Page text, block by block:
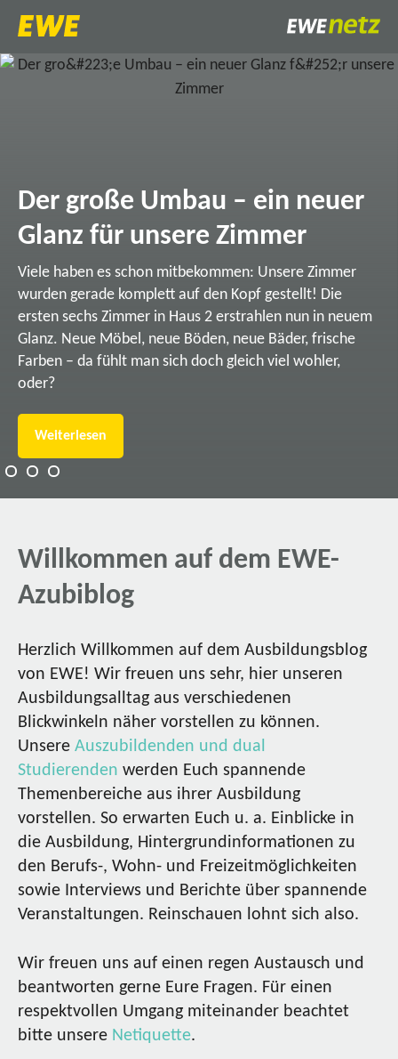
Der große Umbau – ein neuer
Glanz für unsere Zimmer
Viele haben es schon mitbekommen: Unsere Zimmer
wurden gerade komplett auf den Kopf gestellt! Die
ersten sechs Zimmer in Haus 2 erstrahlen nun in neuem
Glanz. Neue Möbel, neue Böden, neue Bäder, frische
Farben – da fühlt man sich doch gleich viel wohler,
oder?
Weiterlesen
Willkommen auf dem EWE-
Azubiblog
Herzlich Willkommen auf dem Ausbildungsblog
von EWE! Wir freuen uns sehr, hier unseren
Ausbildungsalltag aus verschiedenen
Blickwinkeln näher vorstellen zu können.
Unsere Auszubildenden und dual
Studierenden werden Euch spannende
Themenbereiche aus ihrer Ausbildung
vorstellen. So erwarten Euch u. a. Einblicke in
die Ausbildung, Hintergrundinformationen zu
den Berufs-, Wohn- und Freizeitmöglichkeiten
sowie Interviews und Berichte über spannende
Veranstaltungen. Reinschauen lohnt sich also.
Wir freuen uns auf einen regen Austausch und
beantworten gerne Eure Fragen. Für einen
respektvollen Umgang miteinander beachtet
bitte unsere Netiquette.